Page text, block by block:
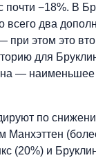
почти −18%. В
всего два
при этом это
для
— наименьшее
по
Манхэттен
(20%) и